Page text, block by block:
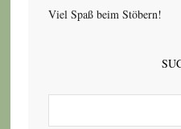
Viel Spaß beim Stöbern!